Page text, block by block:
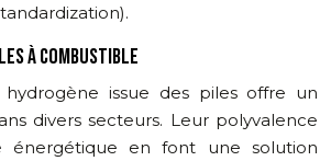
À COMBUSTIBLE
hydrogène issue des piles offre un
divers secteurs. Leur polyvalence
énergétique en font une solution